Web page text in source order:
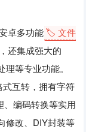
卓多功能🏷️ 文件
还集成强大的
等专业功能。
互转，拥有字符
、编码转换等实用
修改、DIY封装等